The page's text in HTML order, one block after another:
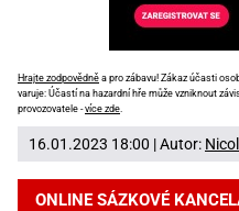
Hrajte zodpovědně a pro zábavu! Zákaz účasti
varuje: Účastí na hazardní hře může vzniknout
provozovatele -více zde
16.01.2023 18:00 | Autor:
ONLINE SÁZKOVÉ